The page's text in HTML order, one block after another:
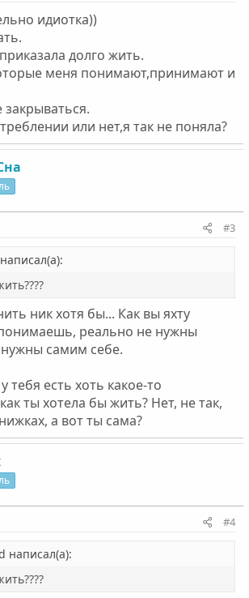
идиотка))
долго жить.
меня понимают,принимают и
закрываться.
или нет,я так не поняла?
#3
ник хотя бы... Как вы яхту
реально не нужны
самим себе.
тебя есть хоть какое-то
ты хотела бы жить? Нет, не так,
а вот ты сама?
#4
написал(а):